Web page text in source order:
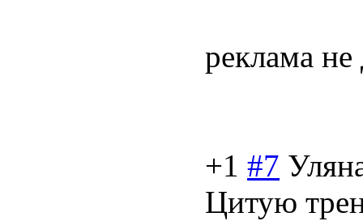
реклама
+1 #7
Цитую